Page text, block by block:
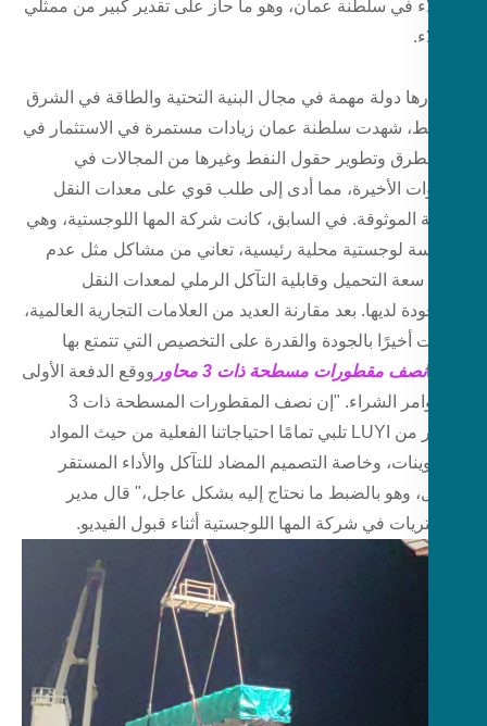
في سلطنة عمان، وهو ما حاز على تقدير كبير من ممثلي
دولة مهمة في مجال البنية التحتية والطاقة في الشرق
شهدت سلطنة عمان زيادات مستمرة في الاستثمار في
وتطوير حقول النفط وغيرها من المجالات في
الأخيرة، مما أدى إلى طلب قوي على معدات النقل
الموثوقة. في السابق، كانت شركة المها اللوجستية، وهي
لوجستية محلية رئيسية، تعاني من مشاكل مثل عدم
سعة التحميل وقابلية التآكل الرملي لمعدات النقل
لديها. بعد مقارنة العديد من العلامات التجارية العالمية،
أخيرًا بالجودة والقدرة على التخصيص التي تتمتع بها
نصف مقطورات مسطحة ذات 3 محاور
ووقع الدفعة الأولى
من أوامر الشراء. "إن نصف المقطورات المسطحة ذات 3
محاور من LUYI تلبي تمامًا احتياجاتنا الفعلية من حيث المواد
وخاصة التصميم المضاد للتآكل والأداء المستقر
وهو بالضبط ما نحتاج إليه بشكل عاجل،" قال مدير
في شركة المها اللوجستية أثناء قبول الفيديو.